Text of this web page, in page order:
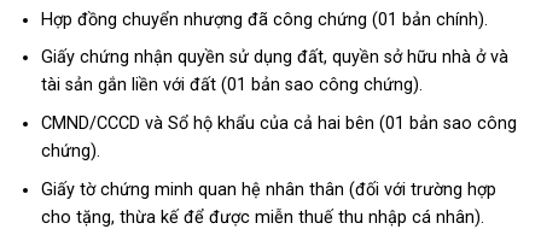
Hợp đồng chuyển nhượng đã công chứng (01 bản chính).
Giấy chứng nhận quyền sử dụng đất, quyền sở hữu nhà ở và
tài sản gắn liền với đất (01 bản sao công chứng).
CMND/CCCD và Sổ hộ khẩu của cả hai bên (01 bản sao công
chứng).
Giấy tờ chứng minh quan hệ nhân thân (đối với trường hợp
cho tặng, thừa kế để được miễn thuế thu nhập cá nhân).